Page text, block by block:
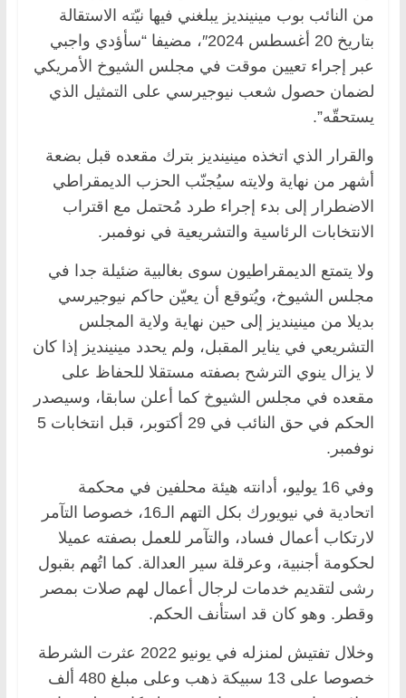
من النائب بوب مينينديز يبلغني فيها نيّته الاستقالة
بتاريخ 20 أغسطس 2024″، مضيفا “سأؤدي واجبي
عبر إجراء تعيين موقت في مجلس الشيوخ الأمريكي
لضمان حصول شعب نيوجيرسي على التمثيل الذي
يستحقّه”.
والقرار الذي اتخذه مينينديز بترك مقعده قبل بضعة
أشهر من نهاية ولايته سيُجنّب الحزب الديمقراطي
الاضطرار إلى بدء إجراء طرد مُحتمل مع اقتراب
الانتخابات الرئاسية والتشريعية في نوفمبر.
ولا يتمتع الديمقراطيون سوى بغالبية ضئيلة جدا في
مجلس الشيوخ، ويُتوقع أن يعيّن حاكم نيوجيرسي
بديلا من مينينديز إلى حين نهاية ولاية المجلس
التشريعي في يناير المقبل، ولم يحدد مينينديز إذا كان
لا يزال ينوي الترشح بصفته مستقلا للحفاظ على
مقعده في مجلس الشيوخ كما أعلن سابقا، وسيصدر
الحكم في حق النائب في 29 أكتوبر، قبل انتخابات 5
نوفمبر.
وفي 16 يوليو، أدانته هيئة محلفين في محكمة
اتحادية في نيويورك بكل التهم الـ16، خصوصا التآمر
لارتكاب أعمال فساد، والتآمر للعمل بصفته عميلا
لحكومة أجنبية، وعرقلة سير العدالة. كما اتُهم بقبول
رشى لتقديم خدمات لرجال أعمال لهم صلات بمصر
وقطر. وهو كان قد استأنف الحكم.
وخلال تفتيش لمنزله في يونيو 2022 عثرت الشرطة
خصوصا على 13 سبيكة ذهب وعلى مبلغ 480 ألف